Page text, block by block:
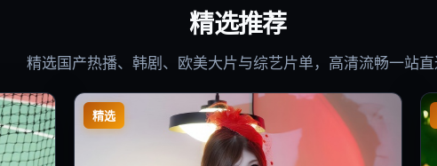
精选推荐
精选国产热播、韩剧、欧美大片与综艺片单，高清流畅一站
精选